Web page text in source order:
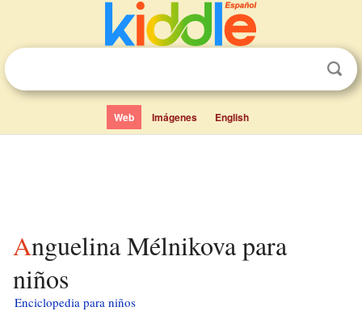
Web Imágenes English
Anguelina Mélnikova para
niños
Enciclopedia para niños